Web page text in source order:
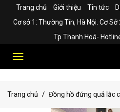
Trang chủ Giới thiệu Tin tức
Cơ sở 1: Thường Tín, Hà Nội. Cơ
Tp Thanh Hoá-
Toggle
Trang chủ Đồng hồ đứng quả lắc